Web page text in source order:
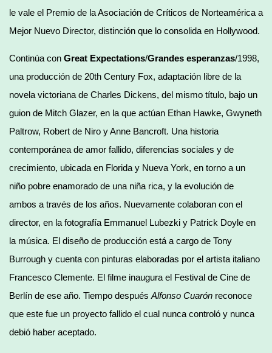
le vale el Premio de la Asociación de Críticos de Norteamérica a
Mejor Nuevo Director, distinción que lo consolida en Hollywood.
Continúa con Great Expectations/Grandes esperanzas/1998,
una producción de 20th Century Fox, adaptación libre de la
novela victoriana de Charles Dickens, del mismo título, bajo un
guion de Mitch Glazer, en la que actúan Ethan Hawke, Gwyneth
Paltrow, Robert de Niro y Anne Bancroft. Una historia
contemporánea de amor fallido, diferencias sociales y de
crecimiento, ubicada en Florida y Nueva York, en torno a un
niño pobre enamorado de una niña rica, y la evolución de
ambos a través de los años. Nuevamente colaboran con el
director, en la fotografía Emmanuel Lubezki y Patrick Doyle en
la música. El diseño de producción está a cargo de Tony
Burrough y cuenta con pinturas elaboradas por el artista italiano
Francesco Clemente. El filme inaugura el Festival de Cine de
Berlín de ese año. Tiempo después Alfonso Cuarón reconoce
que este fue un proyecto fallido el cual nunca controló y nunca
debió haber aceptado.